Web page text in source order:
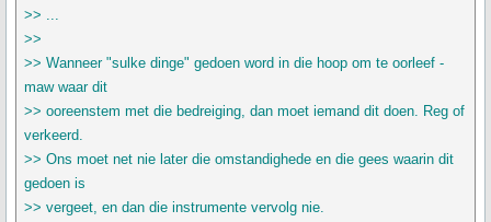
>> ...
>>
>> Wanneer "sulke dinge" gedoen word in die hoop om te oorleef -
maw waar dit
>> ooreenstem met die bedreiging, dan moet iemand dit doen. Reg of
verkeerd.
>> Ons moet net nie later die omstandighede en die gees waarin dit
gedoen is
>> vergeet, en dan die instrumente vervolg nie.